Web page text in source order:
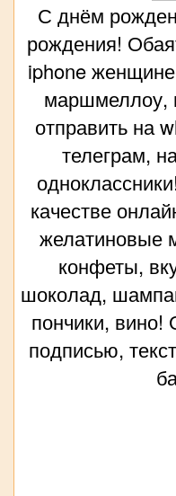
С днём
рождения!
iphone
маршмеллоу,
отправить на
телеграм,
качестве
желатиновые
конфеты,
шоколад,
пончики, вино!
подписью,